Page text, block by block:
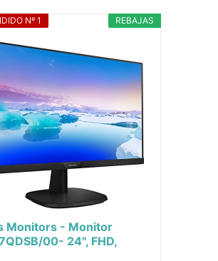
REBAJAS
Nº 1
Monitors - Monitor
00- 24", FHD,